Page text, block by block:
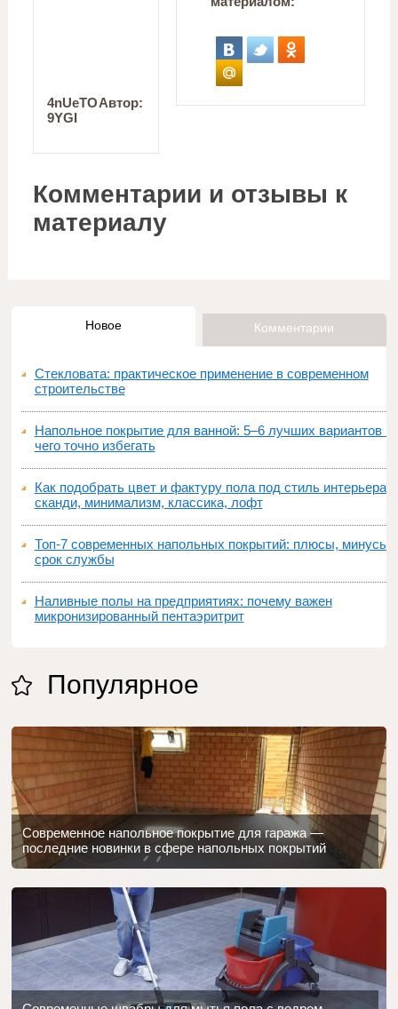
Автор:
4nUeTO
9YGI
Комментарии и отзывы к
материалу
Новое Комментарии
Стекловата: практическое применение в современном
строительстве
Напольное покрытие для ванной: 5–6 лучших вариантов и
чего точно избегать
Как подобрать цвет и фактуру пола под стиль интерьера:
сканди, минимализм, классика, лофт
Топ‑7 современных напольных покрытий: плюсы, минусы,
срок службы
Наливные полы на предприятиях: почему важен
микронизированный пентаэритрит
Популярное
Современное напольное покрытие для гаража —
последние новинки в сфере напольных покрытий